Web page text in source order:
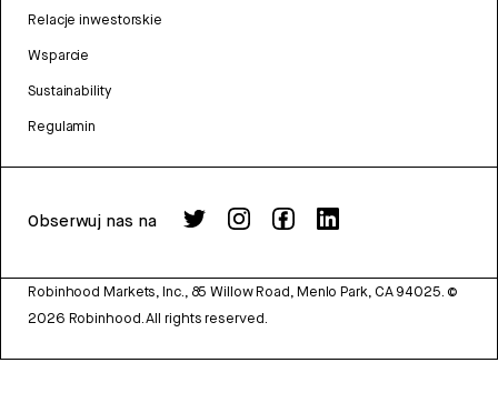
Relacje inwestorskie
Wsparcie
Sustainability
Regulamin
Obserwuj nas na
Robinhood Markets, Inc., 85 Willow Road, Menlo Park, CA 94025. ©
2026 Robinhood. All rights reserved.